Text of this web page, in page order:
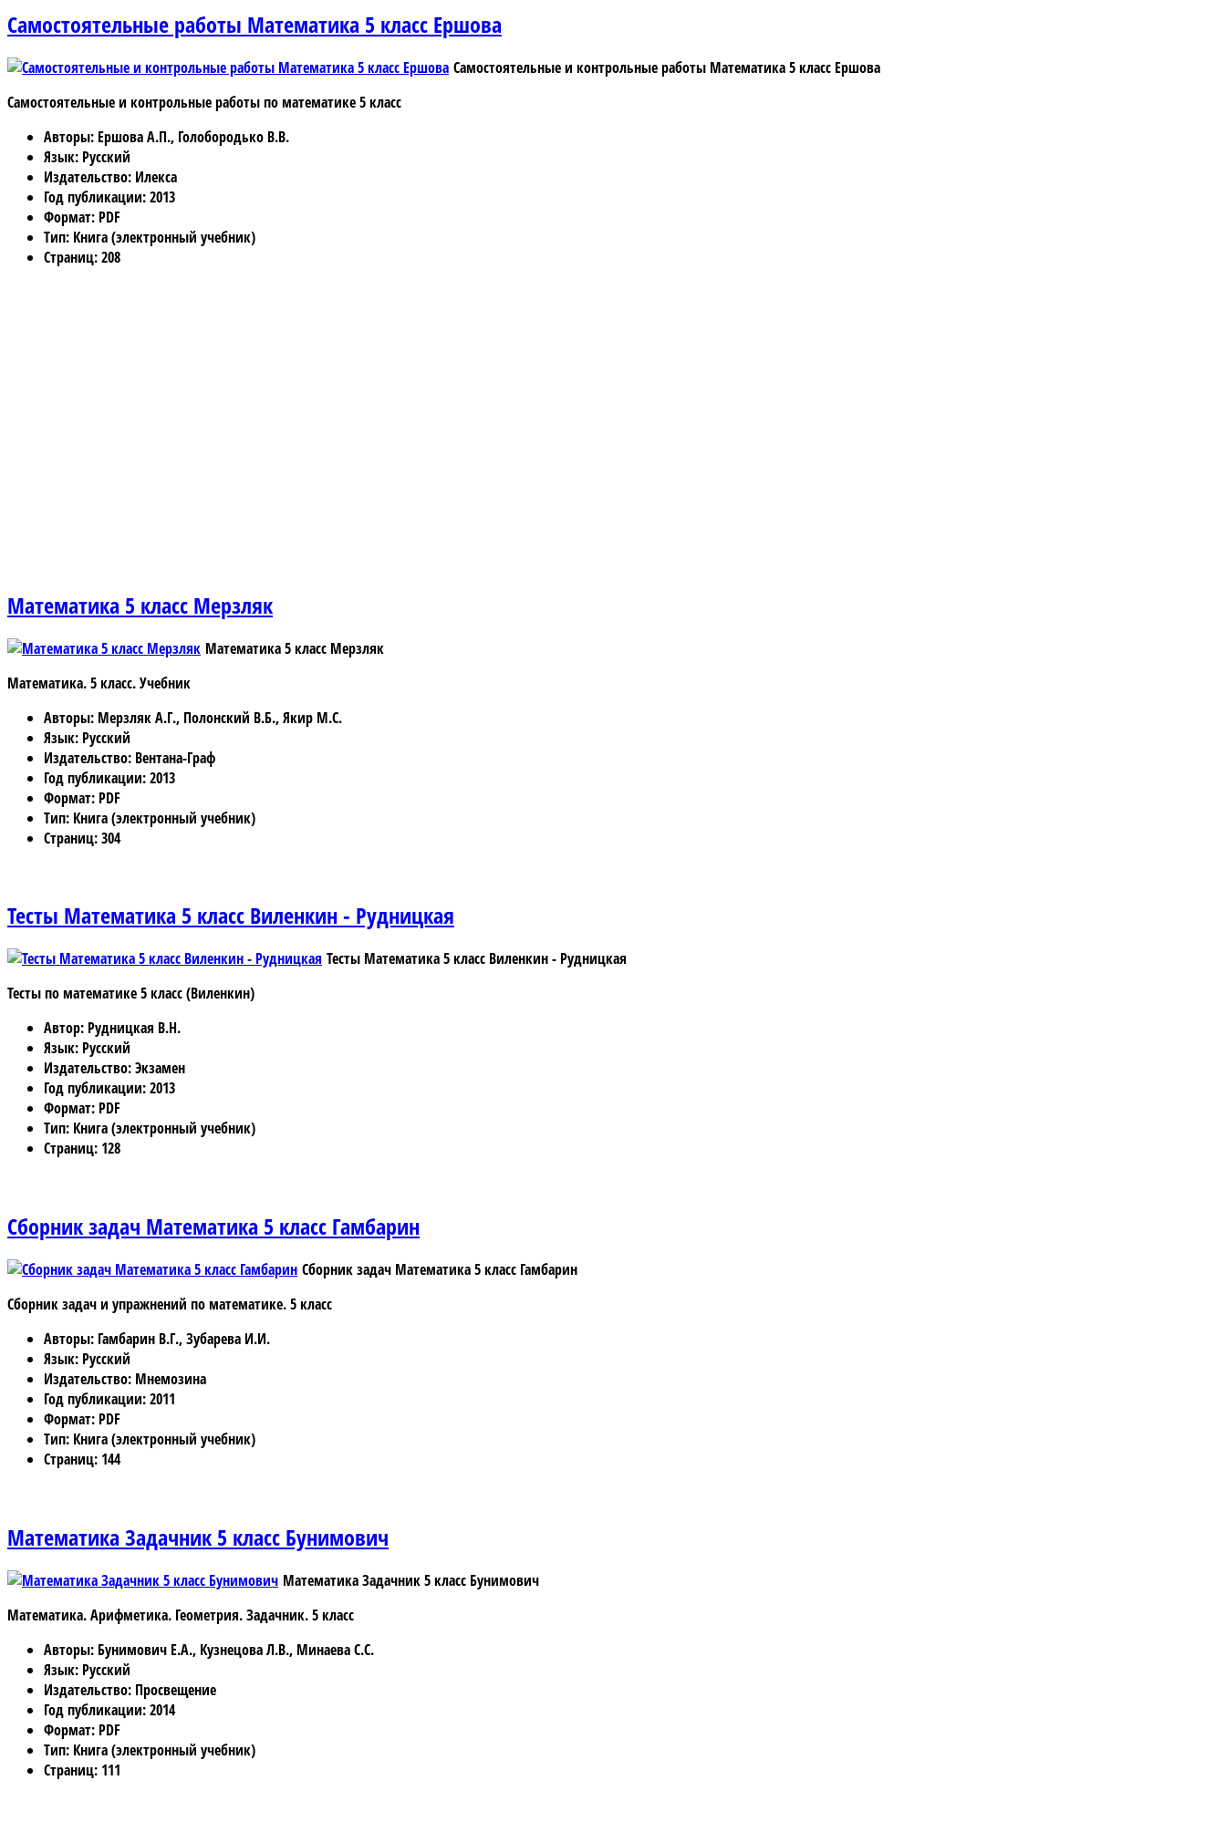
Самостоятельные работы Математика 5 класс Ершова
Самостоятельные и контрольные работы Математика 5 класс Ершова
Самостоятельные и контрольные работы по математике 5 класс
Авторы: Ершова А.П., Голобородько В.В.
Язык: Русский
Издательство: Илекса
Год публикации: 2013
Формат: PDF
Тип: Книга (электронный учебник)
Страниц: 208
Математика 5 класс Мерзляк
Математика 5 класс Мерзляк
Математика. 5 класс. Учебник
Авторы: Мерзляк А.Г., Полонский В.Б., Якир М.С.
Язык: Русский
Издательство: Вентана-Граф
Год публикации: 2013
Формат: PDF
Тип: Книга (электронный учебник)
Страниц: 304
Тесты Математика 5 класс Виленкин - Рудницкая
Тесты Математика 5 класс Виленкин - Рудницкая
Тесты по математике 5 класс (Виленкин)
Автор: Рудницкая В.Н.
Язык: Русский
Издательство: Экзамен
Год публикации: 2013
Формат: PDF
Тип: Книга (электронный учебник)
Страниц: 128
Сборник задач Математика 5 класс Гамбарин
Сборник задач Математика 5 класс Гамбарин
Сборник задач и упражнений по математике. 5 класс
Авторы: Гамбарин В.Г., Зубарева И.И.
Язык: Русский
Издательство: Мнемозина
Год публикации: 2011
Формат: PDF
Тип: Книга (электронный учебник)
Страниц: 144
Математика Задачник 5 класс Бунимович
Математика Задачник 5 класс Бунимович
Математика. Арифметика. Геометрия. Задачник. 5 класс
Авторы: Бунимович Е.А., Кузнецова Л.В., Минаева С.С.
Язык: Русский
Издательство: Просвещение
Год публикации: 2014
Формат: PDF
Тип: Книга (электронный учебник)
Страниц: 111